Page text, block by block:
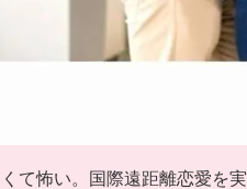
て怖い。国際遠距離恋愛を実